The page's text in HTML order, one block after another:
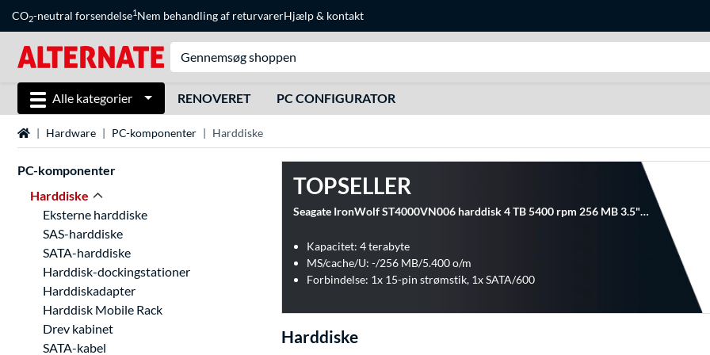
CO2-neutral forsendelse1Nem behandling af returvarerHjælp& kontakt
Alle kategorier RENOVERET PC CONFIGURATOR
StartsideHardware PC-komponenter Harddiske
PC-komponenter
Harddiske
Eksterne harddiske
SAS-harddiske
SATA-harddiske
Harddisk-dockingstationer
Harddiskadapter
Harddisk Mobile Rack
Drev kabinet
SATA-kabel
TOPSELLER
Seagate IronWolf ST4000VN006 harddisk 4 TB 5400 rpm 256 MB 3.5" Serial ATA III
Kapacitet: 4 terabyte
MS/cache/U: -/256 MB/5.400 o/m
Forbindelse: 1x 15-pin strømstik, 1x SATA/600
Harddiske